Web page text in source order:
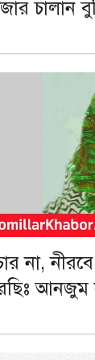
চালান
না,
আনজুম